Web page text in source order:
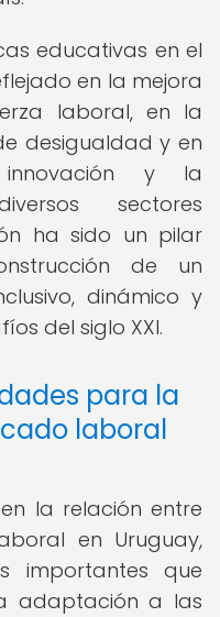
educativas en el
en la mejora
laboral, en la
desigualdad y en
y la
sectores
ha sido un pilar
de un
dinámico y
del siglo XXI.
para la
laboral
la relación entre
en Uruguay,
importantes que
adaptación a las